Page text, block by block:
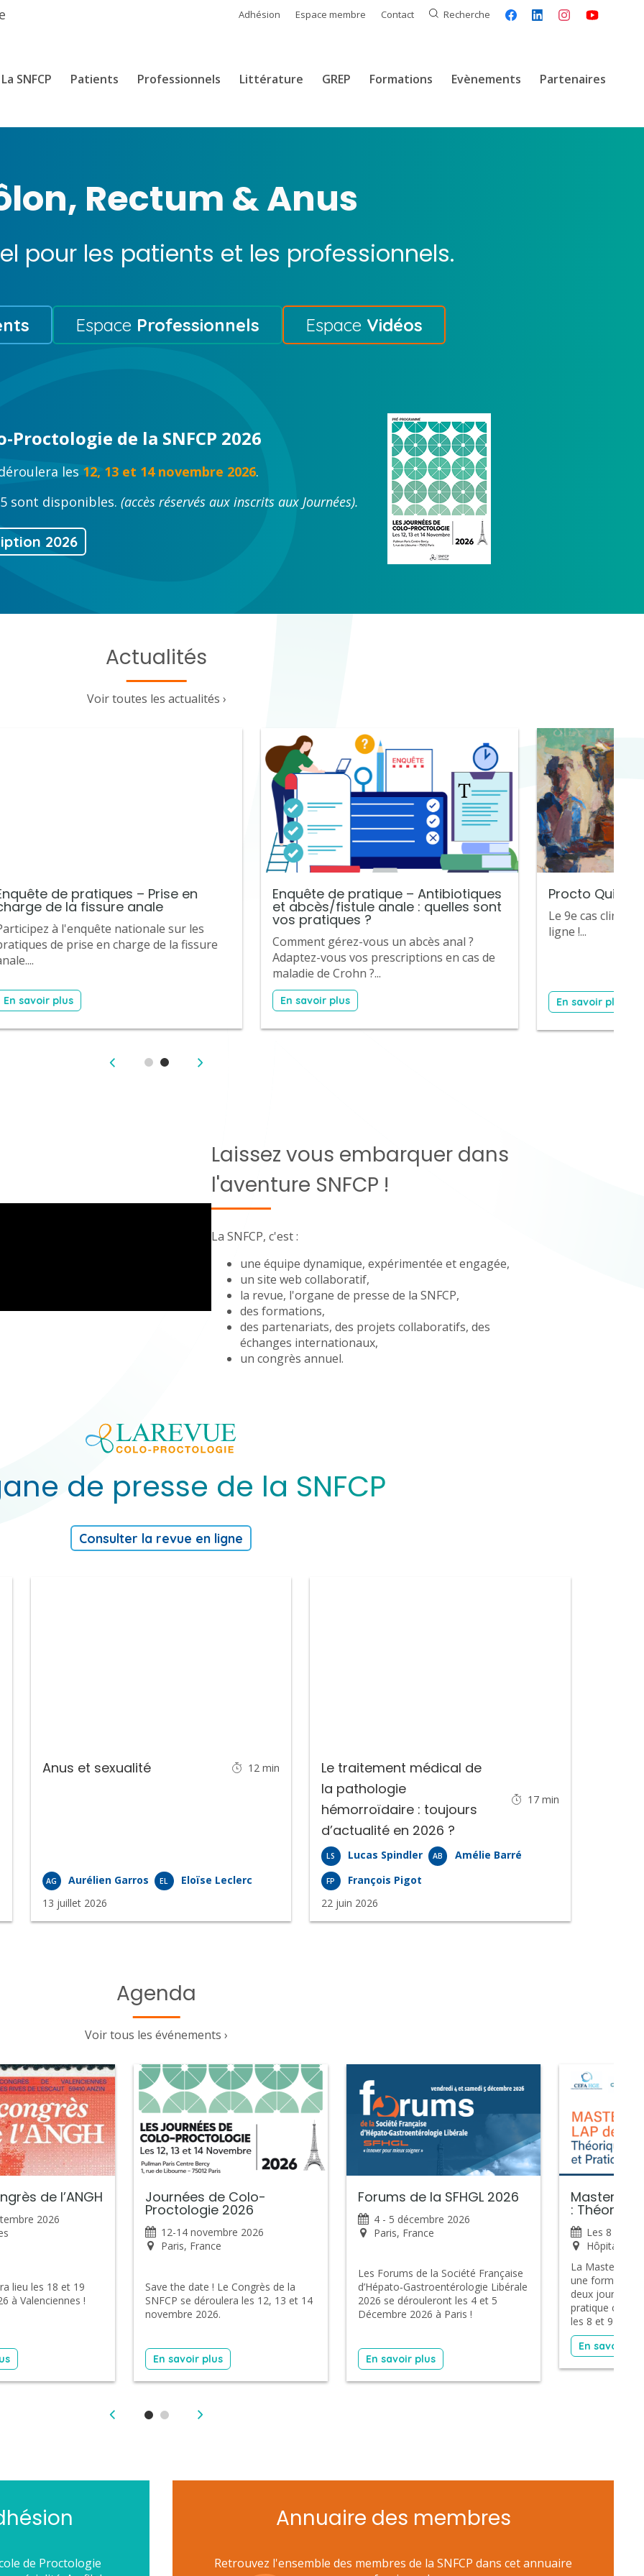
Adhésion Espace membre Contact Recherche
La SNFCP Patients Professionnels Littérature GREP Formations Evènements Partenaires
Rectum & Anus
pour les patients et les professionnels.
Espace Professionnels Espace Vidéos
Proctologie de la SNFCP 2026
les 12, 13 et 14 novembre 2026.
sont disponibles. (accès réservés aux inscrits aux Journées).
2026
Actualités
Voir toutes les actualités ›
Procto Quiz de
Le 9e cas
ligne !...
En savoir plus
de pratiques – Prise en
de la fissure anale
à l'enquête nationale sur les
de prise en charge de la fissure
En savoir plus
Enquête de pratique – Antibiotiques
et abcès/fistule anale : quelles sont
vos pratiques ?
Comment gérez-vous un abcès anal ?
Adaptez-vous vos prescriptions en cas de
maladie de Crohn ?...
En savoir plus
Laissez vous embarquer dans
l'aventure SNFCP !
La SNFCP, c'est :
une équipe dynamique, expérimentée et engagée,
un site web collaboratif,
la revue, l'organe de presse de la SNFCP,
des formations,
des partenariats, des projets collaboratifs, des
échanges internationaux,
un congrès annuel.
de presse de la SNFCP
Consulter la revue en ligne
Anus et sexualité 12 min
AG Aurélien Garros EL
Eloïse Leclerc
13 juillet 2026
Le traitement médical de
la pathologie
hémorroïdaire : toujours
d’actualité en 2026 ?
17 min
LS Lucas Spindler AB Amélie Barré
FP
François Pigot
22 juin 2026
Agenda
Voir tous les événements ›
de l’ANGH
2026
lieu les 18 et 19
à Valenciennes !
Journées de Colo-
Proctologie 2026
12-14 novembre 2026
Paris, France
Save the date ! Le Congrès de la
SNFCP se déroulera les 12, 13 et 14
novembre 2026.
En savoir plus
Forums de la SFHGL 2026
4 - 5 décembre 2026
Paris, France
Les Forums de la Société Française
d’Hépato‑Gastroentérologie Libérale
2026 se dérouleront les 4 et 5
Décembre 2026 à Paris !
En savoir plus
:
Les 8 et 9
Hôpital
La
une formation
deux jours,
pratique
les 8 et 9 ...
En savoir
de Proctologie
Annuaire des membres
Retrouvez l'ensemble des membres de la SNFCP dans cet annuaire